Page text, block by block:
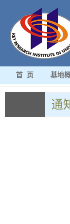
首 页 基地
通